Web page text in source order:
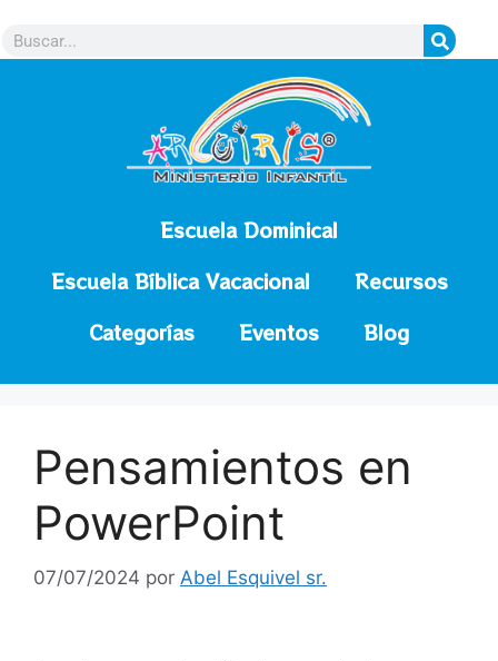
Escuela Dominical
Escuela Bíblica Vacacional
Recursos
Categorías
Eventos Blog
Pensamientos en
PowerPoint
07/07/2024 por Abel Esquivel sr.